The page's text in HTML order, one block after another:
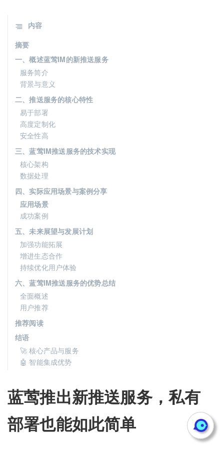
蓝莺推出新推送服务，私有
部署也能如此简单
内容
摘要
一、概述蓝莺IM的新推送服务
服务简介
背景与意义
二、推送服务的核心特性
易于部署
高度定制化
安全性高
三、蓝莺IM推送服务的技术实现
核心架构
数据处理
四、实际应用场景与案例分享
应用场景
成功案例
五、未来展望与发展计划
加强功能拓展
增进生态合作
持续优化用户体验
六、蓝莺IM推送服务的优势总结
全面概述
用户推荐
推荐阅读
结语
🚀 核心产品与服务
🤖 智能集成优势